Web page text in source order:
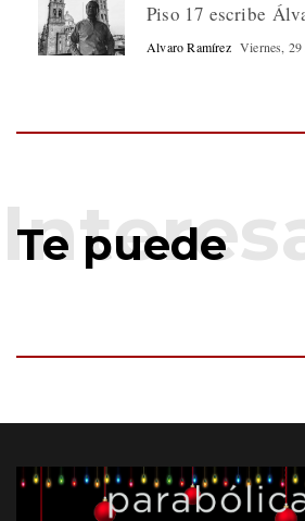
Piso 17 escribe
Alvaro Ramírez Viernes,
Te puede